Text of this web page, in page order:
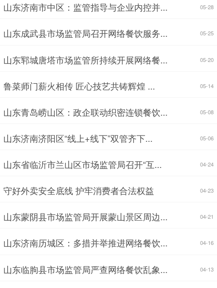
山东济南市中区：监管指导与企业内控并... 05-28
山东成武县市场监管局召开网络餐饮服务... 05-25
山东郓城唐塔市场监管所持续开展网络餐... 05-20
鲁菜师门薪火相传 匠心技艺共铸辉煌 ... 05-14
山东青岛崂山区：政企联动织密连锁餐饮... 05-08
山东济南济阳区“线上+线下”双管齐下... 05-06
山东省临沂市兰山区市场监管局召开“互... 04-24
守好外卖安全底线 护牢消费者合法权益 04-23
山东蒙阴县市场监管局开展蒙山景区周边... 04-21
山东济南历城区：多措并举推进网络餐饮... 04-16
山东临朐县市场监管局严查网络餐饮乱象... 04-13